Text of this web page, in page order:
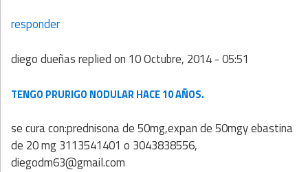
responder
diego dueñasreplied on 10 Octubre, 2014 - 05:51
TENGO PRURIGO NODULAR HACE 10 AÑOS.
se cura con:prednisona de 50mg,expan de 50mgy ebastina
de 20 mg 3113541401 o 3043838556,
diegodm63@gmail.com